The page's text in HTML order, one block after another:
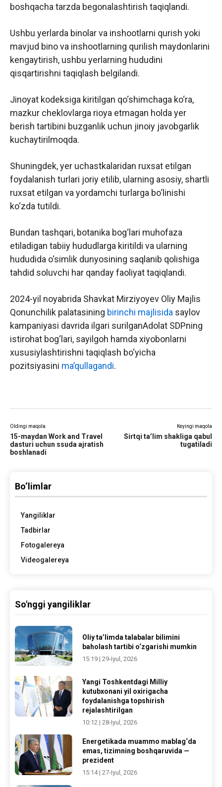
boshqacha tarzda begonalashtirish taqiqlandi.
Ushbu yerlarda binolar va inshootlarni qurish yoki
mavjud bino va inshootlarning qurilish maydonlarini
kengaytirish, ushbu yerlarning hududini
qisqartirishni taqiqlash belgilandi.
Jinoyat kodeksiga kiritilgan qo‘shimchaga ko‘ra,
mazkur cheklovlarga rioya etmagan holda yer
berish tartibini buzganlik uchun jinoiy javobgarlik
kuchaytirilmoqda.
Shuningdek, yer uchastkalaridan ruxsat etilgan
foydalanish turlari joriy etilib, ularning asosiy, shartli
ruxsat etilgan va yordamchi turlarga bo‘linishi
ko‘zda tutildi.
Bundan tashqari, botanika bog‘lari muhofaza
etiladigan tabiiy hududlarga kiritildi va ularning
hududida o‘simlik dunyosining saqlanib qolishiga
tahdid soluvchi har qanday faoliyat taqiqlandi.
2024-yil noyabrida Shavkat Mirziyoyev Oliy Majlis
Qonunchilik palatasining birinchi majlisida saylov
kampaniyasi davrida ilgari surilganAdolat SDPning
istirohat bog‘lari, sayilgoh hamda xiyobonlarni
xususiylashtirishni taqiqlash bo‘yicha
pozitsiyasini ma’qullagandi.
Oldingi maqola
15-maydan Work and Travel
dasturi uchun ssuda ajratish
boshlanadi
Keyingi maqola
Sirtqi ta’lim shakliga qabul
tugatiladi
Bo‘limlar
Yangiliklar
Tadbirlar
Fotogalereya
Videogalereya
So'nggi yangiliklar
Oliy ta’limda talabalar bilimini
baholash tartibi o‘zgarishi mumkin
15:19 | 29-Iyul, 2026
Yangi Toshkentdagi Milliy
kutubxonani yil oxirigacha
foydalanishga topshirish
rejalashtirilgan
10:12 | 28-Iyul, 2026
Energetikada muammo mablag‘da
emas, tizimning boshqaruvida —
prezident
15:14 | 27-Iyul, 2026